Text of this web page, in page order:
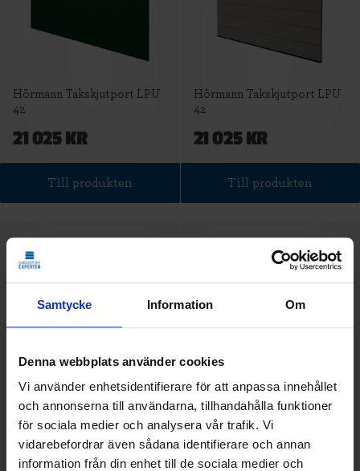
Samtycke Information Om
Denna webbplats använder cookies
Vi använder enhetsidentifierare för att anpassa innehållet
och annonserna till användarna, tillhandahålla funktioner
för sociala medier och analysera vår trafik. Vi
vidarebefordrar även sådana identifierare och annan
information från din enhet till de sociala medier och
Hörmann Takskjutport LPU
42
21 025 KR
Till produkten
Hörmann Takskjutport LPU
42
21 025 KR
Till produkten
Hörmann Takskjutport LPU
42
27 250 KR
Hörmann Takskjutport LPU
42
26 362 KR